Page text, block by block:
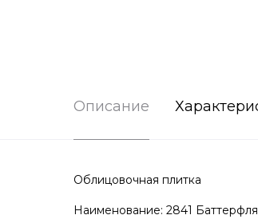
Описание
Облицовочная плитка
Наименование: 2841